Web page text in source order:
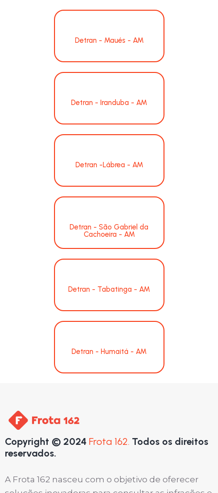
Detran - Maués - AM
Detran - Iranduba - AM
Detran -Lábrea - AM
Detran - São Gabriel da
Cachoeira - AM
Detran - Tabatinga - AM
Detran - Humaitá - AM
Copyright © 2024 Frota 162. Todos os direitos
reservados.
A Frota 162 nasceu com o objetivo de oferecer